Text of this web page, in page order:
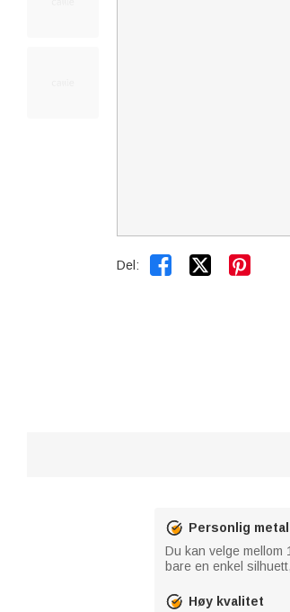
Del:  
Personlig
Du kan velge mellom
bare en enkel
Høy kvalitet